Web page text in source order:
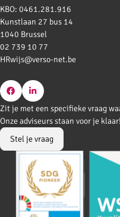
KBO: 0461.281.916
Kunstlaan 27 bus 14
1040 Brussel
02 739 10 77
HRwijs@verso-net.be
Go
to
Facebook
Go
to
LinkedIn
Zit je met een specifieke vraag
Onze adviseurs staan voor je klaar!
Stel je vraag